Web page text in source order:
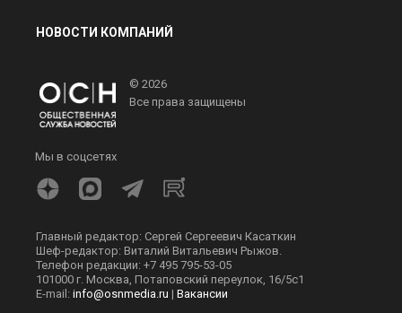
НОВОСТИ КОМПАНИЙ
© 2026
Все права защищены
Мы в соцсетях
Главный редактор: Сергей Сергеевич Касаткин
Шеф-редактор: Виталий Витальевич Рыжов.
Телефон редакции: +7 495 795-53-05
101000 г. Москва, Потаповский переулок, 16/5с1
E-mail: info@osnmedia.ru | Вакансии